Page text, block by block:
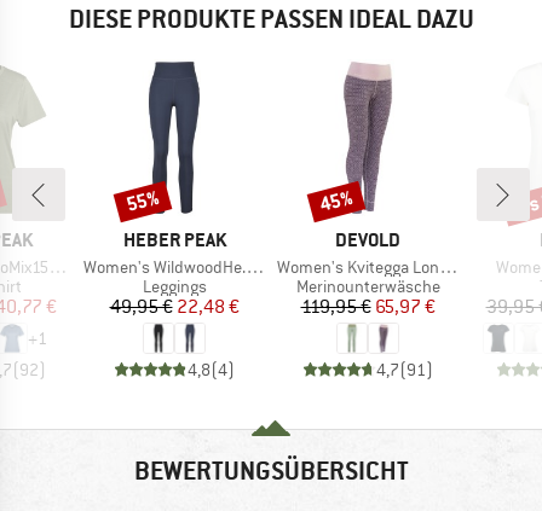
DIESE PRODUKTE PASSEN IDEAL DAZU
II T-Shirt
Preis
€
+1
(92)
MARKE
HEBER PEAK
Artikel
Women's WildwoodHe. Tights
Produktgruppe
Leggings
Preis
49,95 €reduzierter Preis
22,48 €
4,8(4)
Rabatt
55%
MARKE
DEVOLD
Artikel
Women's Kvitegga Long Johns
Produktgruppe
Merinounterwäsche
Preis
119,95 €reduzierter Preis
65,97 €
4,7(91 )
Rabatt
45%
Artikel
39,95
BEWERTUNGSÜBERSICHT